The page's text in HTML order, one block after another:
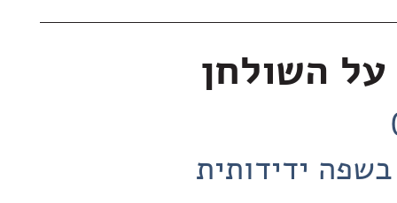
על השולחן
ידידותית